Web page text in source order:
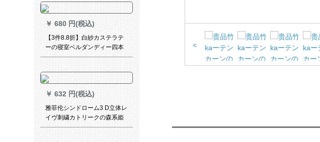
制カーターテーテテンンンラ
イトブルー+米色のつぼ
￥ 680 円(税込)
【3件8.8折】白紗カステラテ
ーの寝室ベルダンディー四本
爪フーク(米黄)幅3.0*高2.7 m
￥ 632 円(税込)
雅菲伦シンドローム3 D立体レ
イヴ刺繍カトリークの森系姫
系シンズス结婚房布のリヴィ
<